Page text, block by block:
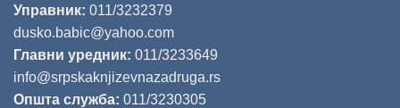
Управник: 011/3232379
dusko.babic@yahoo.com
Главни уредник: 011/3233649
info@srpskaknjizevnazadruga.rs
Општа служба: 011/3230305